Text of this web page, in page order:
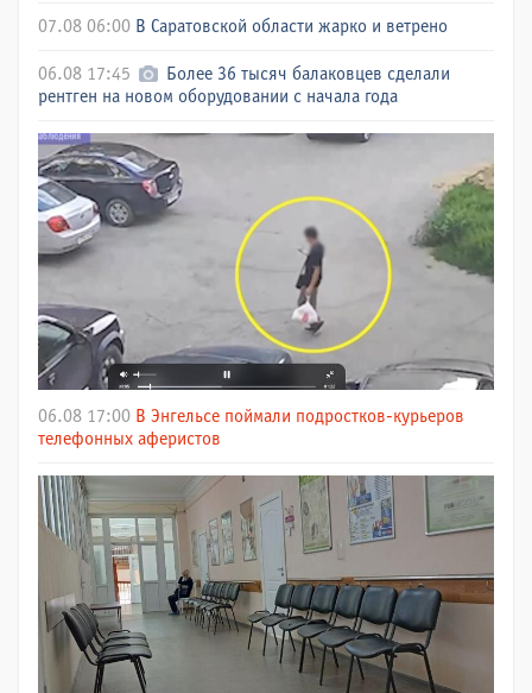
07.08 06:00 В Саратовской области жарко и ветрено
06.08 17:45
Более 36 тысяч балаковцев сделали
рентген на новом оборудовании с начала года
06.08 17:00 В Энгельсе поймали подростков-курьеров
телефонных аферистов